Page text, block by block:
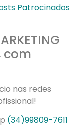
Patrocinados
com
nas redes
(34)99809-7611